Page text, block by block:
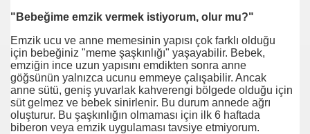
"Bebeğime emzik vermek istiyorum, olur mu?"
Emzik ucu ve anne memesinin yapısı çok farklı olduğu
için bebeğiniz "meme şaşkınlığı" yaşayabilir. Bebek,
emziğin ince uzun yapısını emdikten sonra anne
göğsünün yalnızca ucunu emmeye çalışabilir. Ancak
anne sütü, geniş yuvarlak kahverengi bölgede olduğu için
süt gelmez ve bebek sinirlenir. Bu durum annede ağrı
oluşturur. Bu şaşkınlığın olmaması için ilk 6 haftada
biberon veya emzik uygulaması tavsiye etmiyorum.